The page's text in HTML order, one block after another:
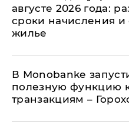
августе 2026 года:
сроки начисления и
жилье
В Мonobankе
полезную функцию
транзакциям –